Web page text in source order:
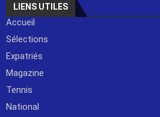
LIENS UTILES
Accueil
Sélections
Expatriés
Magazine
Tennis
National